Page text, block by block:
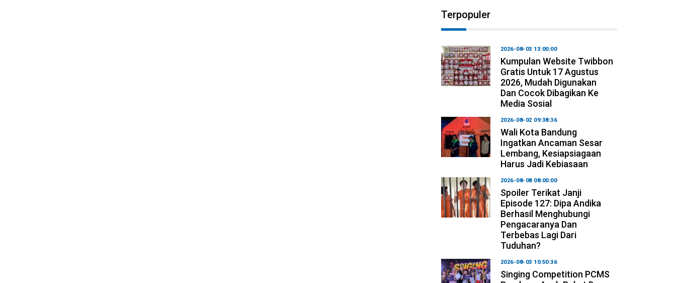
Terpopuler
2026-08-03 13:00:00
Kumpulan Website Twibbon
Gratis Untuk 17 Agustus
2026, Mudah Digunakan
Dan Cocok Dibagikan Ke
Media Sosial
2026-08-02 09:38:36
Wali Kota Bandung
Ingatkan Ancaman Sesar
Lembang, Kesiapsiagaan
Harus Jadi Kebiasaan
2026-08-08 08:00:00
Spoiler Terikat Janji
Episode 127: Dipa Andika
Berhasil Menghubungi
Pengacaranya Dan
Terbebas Lagi Dari
Tuduhan?
2026-08-03 10:50:36
Singing Competition PCMS